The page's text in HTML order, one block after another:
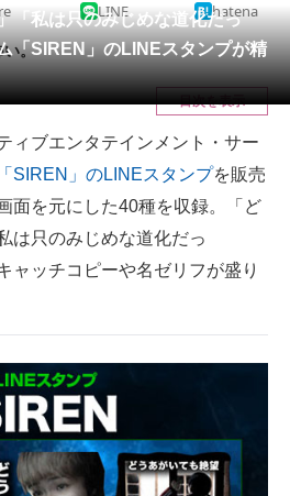
ジ
ド
来
る
ィ
「私は只のみじめな道化だっ
SIREN」のLINEスタンプが精
LINE hatena
い。
目次を表示
ィブエンタテインメント・サー
「SIREN」のLINEスタンプを販売
面を元にした40種を収録。「ど
は只のみじめな道化だっ
ッチコピーや名ゼリフが盛り